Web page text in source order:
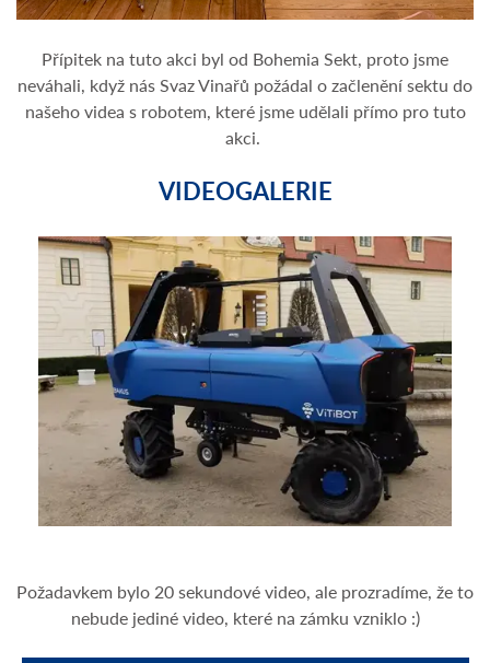
Přípitek na tuto akci byl od Bohemia Sekt, proto jsme
neváhali, když nás Svaz Vinařů požádal o začlenění sektu do
našeho videa s robotem, které jsme udělali přímo pro tuto
akci.
VIDEOGALERIE
Požadavkem bylo 20 sekundové video, ale prozradíme, že to
nebude jediné video, které na zámku vzniklo :)